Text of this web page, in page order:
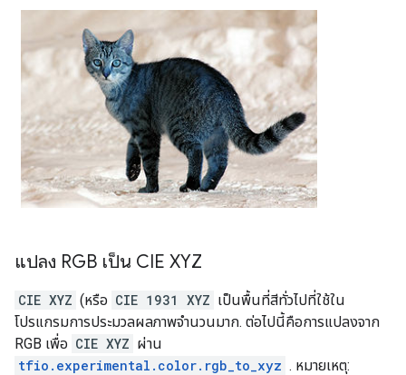
แปลง RGB เป็น CIE XYZ
CIE XYZ (หรือ CIE 1931 XYZ เป็นพื้นที่สีทั่วไปที่ใช้ใน
โปรแกรมการประมวลผลภาพจำนวนมาก. ต่อไปนี้คือการแปลงจาก
RGB เพื่อ CIE XYZ ผ่าน
tfio.experimental.color.rgb_to_xyz . หมายเหตุ: